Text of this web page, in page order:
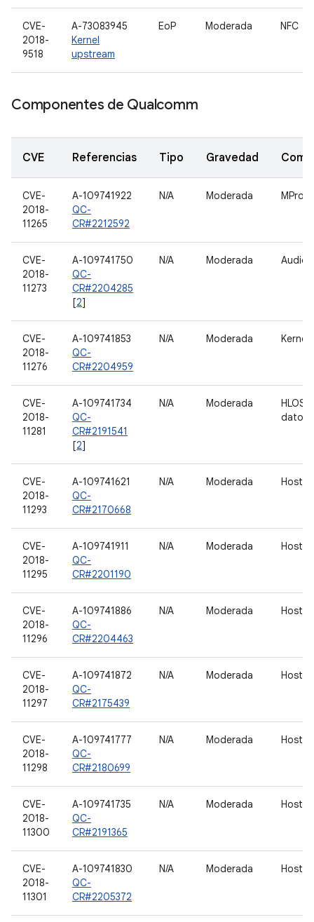
CVE-
2018-
9518
A-73083945
Kernel
upstream
EoP Moderada NFC
Componentes de Qualcomm
CVE Referencias Tipo Gravedad
CVE-
2018-
11265
A-109741922
QC-
CR#2212592
N/A Moderada MProc
CVE-
2018-
11273
A-109741750
QC-
CR#2204285
[2]
N/A Moderada Audio
CVE-
2018-
11276
A-109741853
QC-
CR#2204959
N/A Moderada Kernel
CVE-
2018-
11281
A-109741734
QC-
CR#2191541
[2]
N/A Moderada
HLOS
datos:
CVE-
2018-
11293
A-109741621
QC-
CR#2170668
N/A Moderada Host
CVE-
2018-
11295
A-109741911
QC-
CR#2201190
N/A Moderada Host
CVE-
2018-
11296
A-109741886
QC-
CR#2204463
N/A Moderada Host
CVE-
2018-
11297
A-109741872
QC-
CR#2175439
N/A Moderada Host
CVE-
2018-
11298
A-109741777
QC-
CR#2180699
N/A Moderada Host
CVE-
2018-
11300
A-109741735
QC-
CR#2191365
N/A Moderada Host
CVE-
2018-
11301
A-109741830
QC-
CR#2205372
N/A Moderada Host